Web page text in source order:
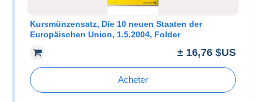
Kursmünzensatz, Die 10 neuen Staaten der
Europäischen Union, 1.5.2004, Folder
± 16,76 $US
Acheter